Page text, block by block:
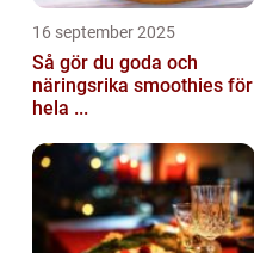
16 september 2025
Så gör du goda och
näringsrika smoothies för
hela ...